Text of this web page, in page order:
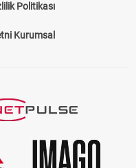
Politikası
Kurumsal